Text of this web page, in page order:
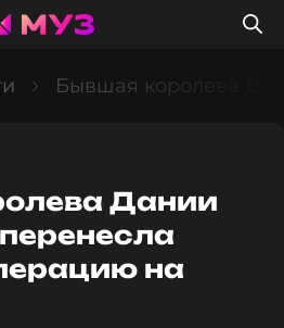
Бывшая королева
Дании
на